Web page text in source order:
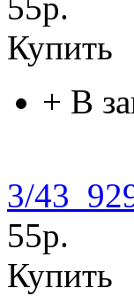
Купить
+ В
3/
55р.
Купить